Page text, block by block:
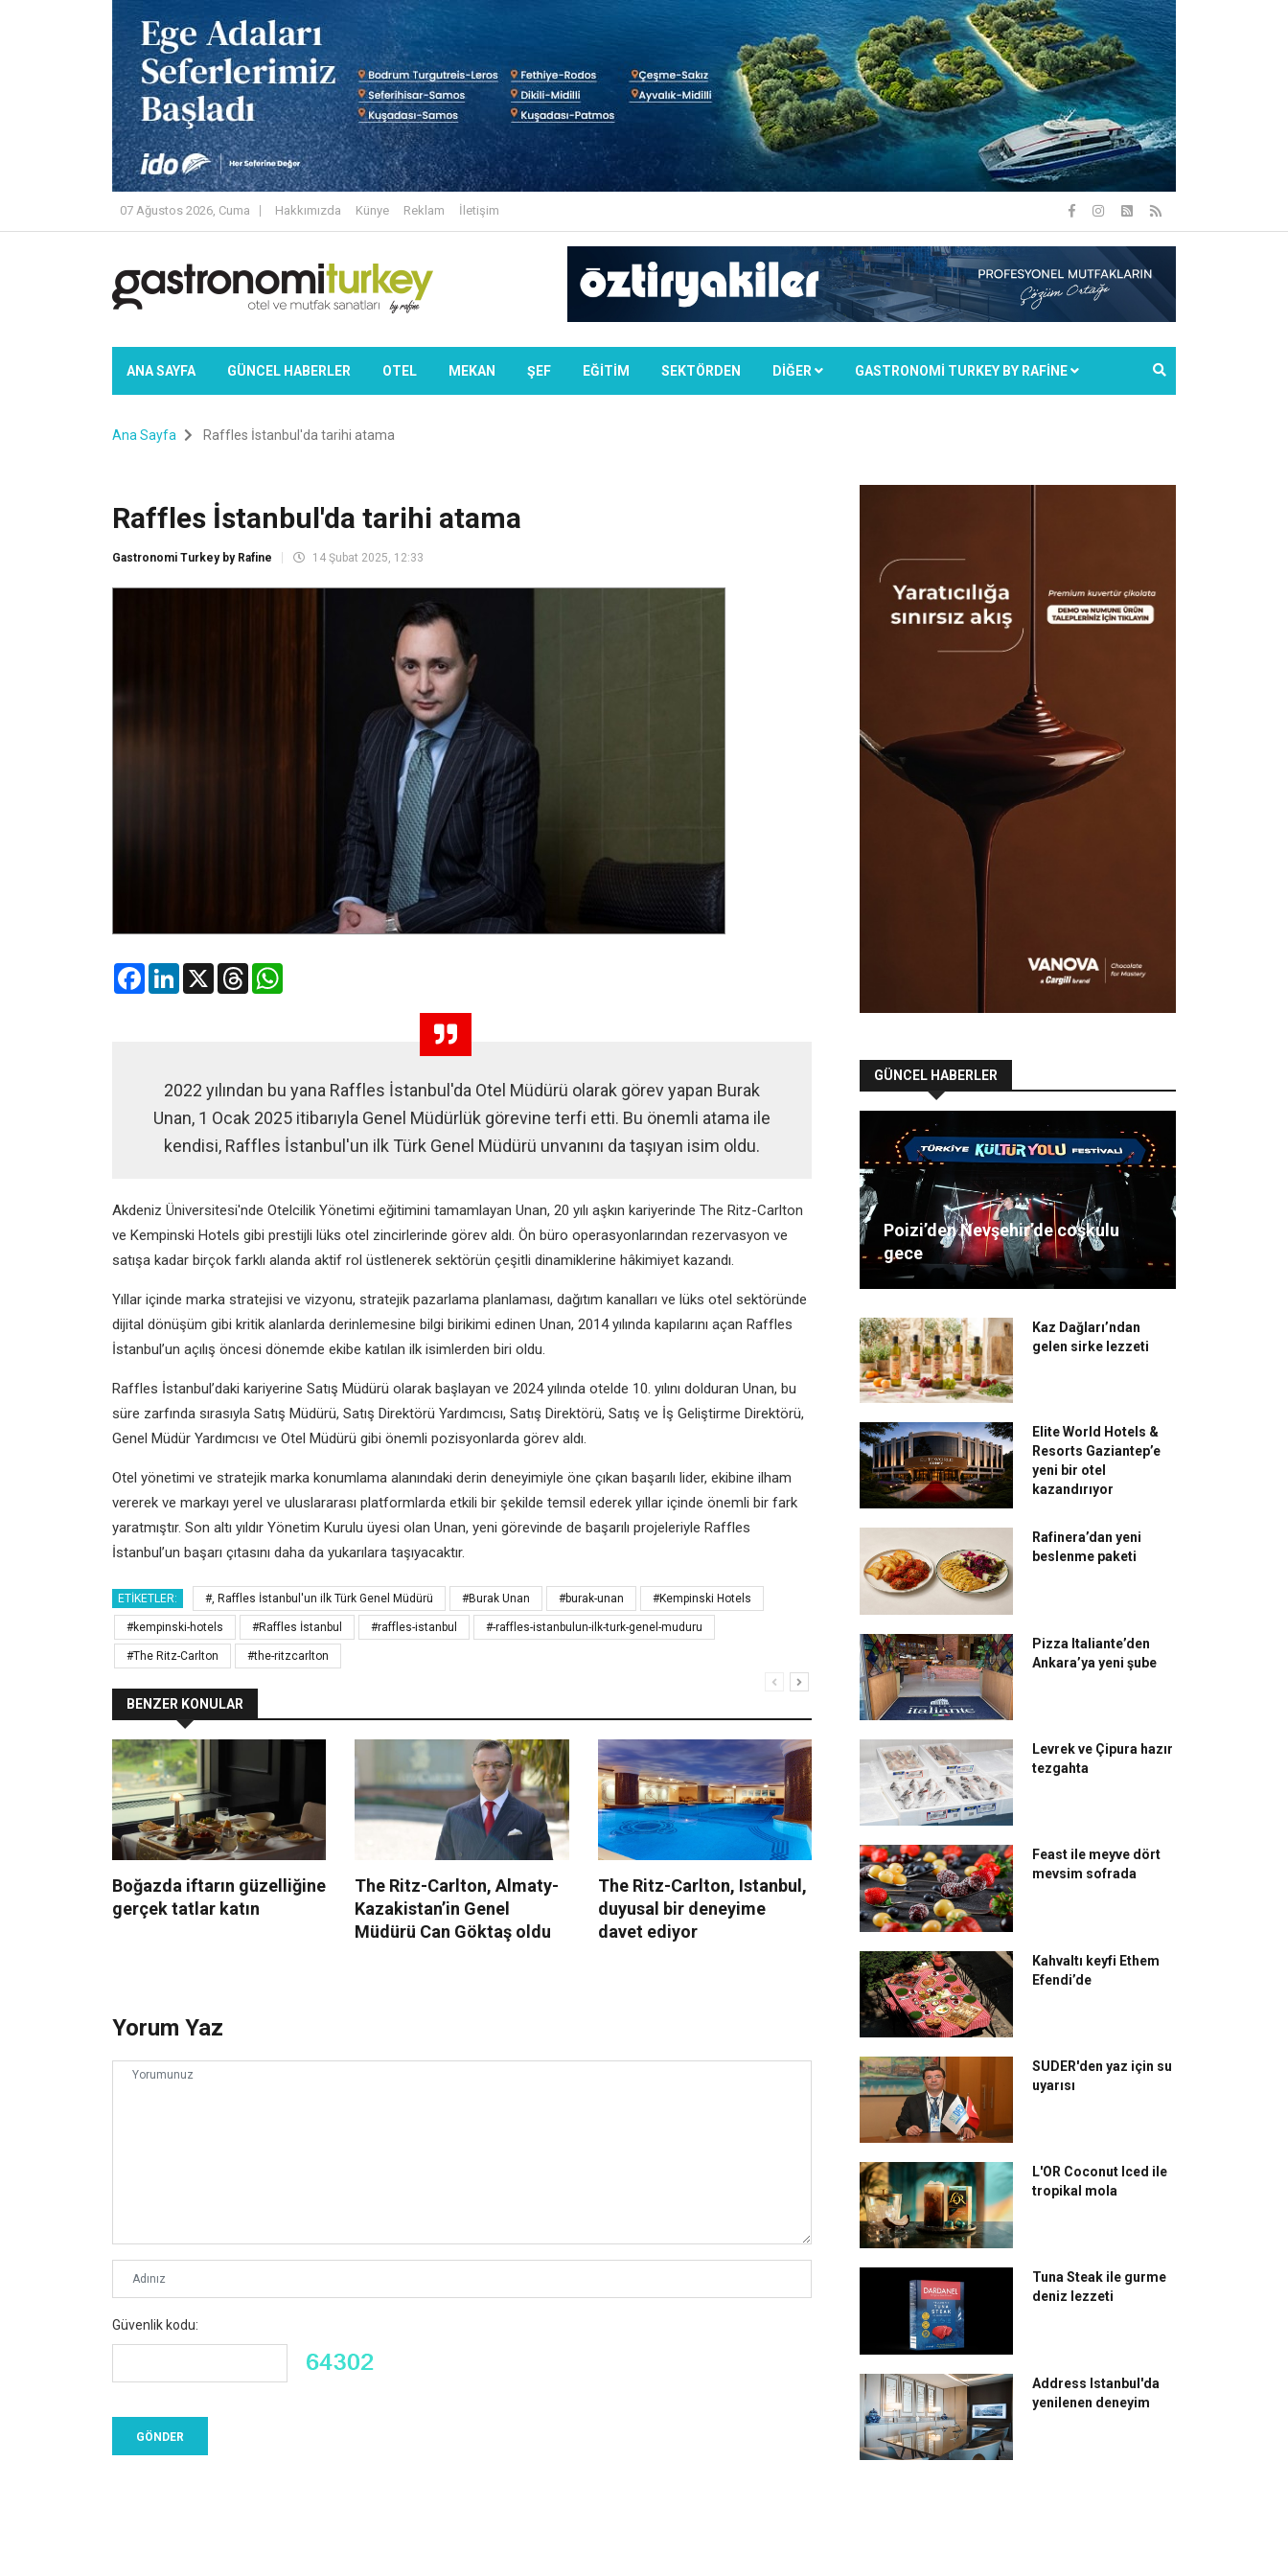
07 Ağustos 2026, Cuma Hakkımızda Künye Reklam İletişim
ANA SAYFA GÜNCEL HABERLER OTEL MEKAN ŞEF EĞİTİM SEKTÖRDEN DIĞER GASTRONOMİ TURKEY BY RAFİNE
Ana Sayfa Raffles İstanbul'da tarihi atama
Raffles İstanbul'da tarihi atama
Gastronomi Turkey by Rafine 14 Şubat 2025, 12:33
FacebookLinkedIn
X Threads
2022 yılından bu yana Raffles İstanbul'da Otel Müdürü olarak görev yapan Burak
Unan, 1 Ocak 2025 itibarıyla Genel Müdürlük görevine terfi etti. Bu önemli atama ile
kendisi, Raffles İstanbul'un ilk Türk Genel Müdürü unvanını da taşıyan isim oldu.
Akdeniz Üniversitesi'nde Otelcilik Yönetimi eğitimini tamamlayan Unan, 20 yılı aşkın kariyerinde The Ritz-Carlton
ve Kempinski Hotels gibi prestijli lüks otel zincirlerinde görev aldı. Ön büro operasyonlarından rezervasyon ve
satışa kadar birçok farklı alanda aktif rol üstlenerek sektörün çeşitli dinamiklerine hâkimiyet kazandı.
Yıllar içinde marka stratejisi ve vizyonu, stratejik pazarlama planlaması, dağıtım kanalları ve lüks otel sektöründe
dijital dönüşüm gibi kritik alanlarda derinlemesine bilgi birikimi edinen Unan, 2014 yılında kapılarını açan Raffles
İstanbul’un açılış öncesi dönemde ekibe katılan ilk isimlerden biri oldu.
Raffles İstanbul’daki kariyerine Satış Müdürü olarak başlayan ve 2024 yılında otelde 10. yılını dolduran Unan, bu
süre zarfında sırasıyla Satış Müdürü, Satış Direktörü Yardımcısı, Satış Direktörü, Satış ve İş Geliştirme Direktörü,
Genel Müdür Yardımcısı ve Otel Müdürü gibi önemli pozisyonlarda görev aldı.
Otel yönetimi ve stratejik marka konumlama alanındaki derin deneyimiyle öne çıkan başarılı lider, ekibine ilham
vererek ve markayı yerel ve uluslararası platformlarda etkili bir şekilde temsil ederek yıllar içinde önemli bir fark
yaratmıştır. Son altı yıldır Yönetim Kurulu üyesi olan Unan, yeni görevinde de başarılı projeleriyle Raffles
İstanbul’un başarı çıtasını daha da yukarılara taşıyacaktır.
ETIKETLER: #, Raffles İstanbul'un ilk Türk Genel Müdürü #Burak Unan #burak-unan #Kempinski Hotels
#kempinski-hotels #Raffles İstanbul #raffles-istanbul #-raffles-istanbulun-ilk-turk-genel-muduru
#The Ritz-Carlton #the-ritzcarlton
BENZER KONULAR
Boğazda iftarın güzelliğine
gerçek tatlar katın
The Ritz-Carlton, Almaty-
Kazakistan’in Genel
Müdürü Can Göktaş oldu
The Ritz-Carlton, Istanbul,
duyusal bir deneyime
davet ediyor
The Ritz-Carlton,
İstanbul'dan Aralık ayına
özel yeni yıl brunch'ı
isim
Yorum Yaz
Güvenlik kodu:
GÜNCEL HABERLER
Poizi’den Nevşehir’de coşkulu
gece
Kaz Dağları’ndan
gelen sirke lezzeti
Elite World Hotels &
Resorts Gaziantep’e
yeni bir otel
kazandırıyor
Rafinera’dan yeni
beslenme paketi
Pizza Italiante’den
Ankara’ya yeni şube
Levrek ve Çipura hazır
tezgahta
Feast ile meyve dört
mevsim sofrada
Kahvaltı keyfi Ethem
Efendi’de
SUDER'den yaz için su
uyarısı
L'OR Coconut Iced ile
tropikal mola
Tuna Steak ile gurme
deniz lezzeti
Address Istanbul'da
yenilenen deneyim